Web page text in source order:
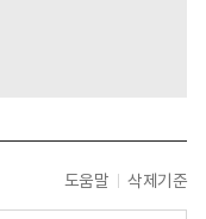
도움말 삭제기준